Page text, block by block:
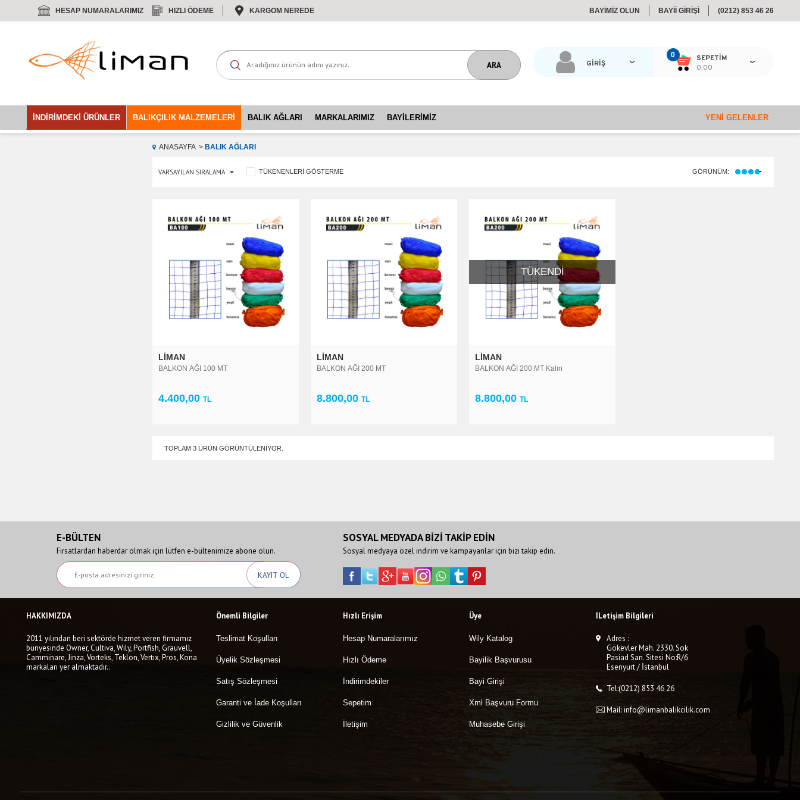
HESAP NUMARALARIMIZ HIZLI ÖDEME KARGOM NEREDE BAYİMİZ OLUN BAYİİ GİRİŞİ (0212) 853 46 26
0
SEPETIM
0,00
GİRİŞ
İNDIRIMDEKI ÜRÜNLER BALIKÇILIK MALZEMELERI BALIK AĞLARI MARKALARIMIZ BAYILERIMIZ YENI GELENLER
ANASAYFA BALIK AĞLARI
TÜKENENLERİ GÖSTERME GÖRÜNÜM:
LIMAN
BALKON AĞI 100 MT
4.400,00TL
LIMAN
BALKON AĞI 200 MT
8.800,00TL
TÜKENDI
LIMAN
BALKON AĞI 200 MT Kalın
8.800,00TL
TOPLAM 3 ÜRÜN GÖRÜNTÜLENIYOR.
E-BÜLTEN
Fırsatlardan haberdar olmak için lütfen e-bültenimize abone olun.
SOSYAL MEDYADA BİZİ TAKİP EDİN
Sosyal medyaya özel indirim ve kampayanlar için bizi takip edin.
HAKKIMIZDA
2011 yılından beri sektörde hizmet veren firmamız
bünyesinde Owner, Cultiva, Wily, Portfish, Grauvell,
Camminare, Jinza, Vorteks, Teklon, Vertıx, Pros, Kona
markaları yer almaktadır..
Önemli Bilgiler
Teslimat Koşulları
Üyelik Sözleşmesi
Satış Sözleşmesi
Garanti ve İade Koşulları
Gizlilik ve Güvenlik
Hızlı Erişim
Hesap Numaralarımız
Hızlı Ödeme
İndirimdekiler
Sepetim
İletişim
Üye
Wily Katalog
Bayilik Başvurusu
Bayi Girişi
Xml Başvuru Formu
Muhasebe Girişi
İLetişim Bilgileri
Adres :
Gökevler Mah. 2330. Sok
Pasiad San. Sitesi No:R/6
Esenyurt / İstanbul
Tel:(0212) 853 46 26
Mail: info@limanbalikcilik.com